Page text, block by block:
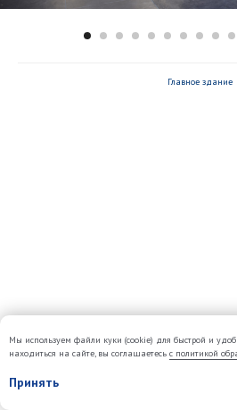
Главное здание
Мы используем файли куки (cookie) для быстрой и
находиться на сайте, вы соглашаетесь с политикой
Принять